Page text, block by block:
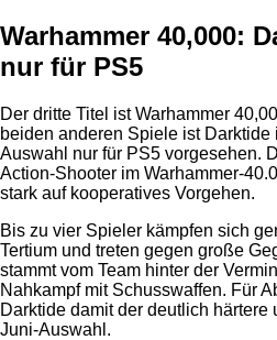
Warhammer 40,000:
nur für PS5
Der dritte Titel ist Warhammer
beiden anderen Spiele ist
Auswahl nur für PS5 vorgesehen.
Action-Shooter im Warhammer-
stark auf kooperatives Vorgehen.
Bis zu vier Spieler kämpfen sich
Tertium und treten gegen große
stammt vom Team hinter der
Nahkampf mit Schusswaffen. Für
Darktide damit der deutlich
Juni-Auswahl.